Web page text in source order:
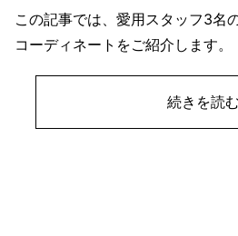
この記事では、愛用スタッフ3名
コーディネートをご紹介します。
続きを読む